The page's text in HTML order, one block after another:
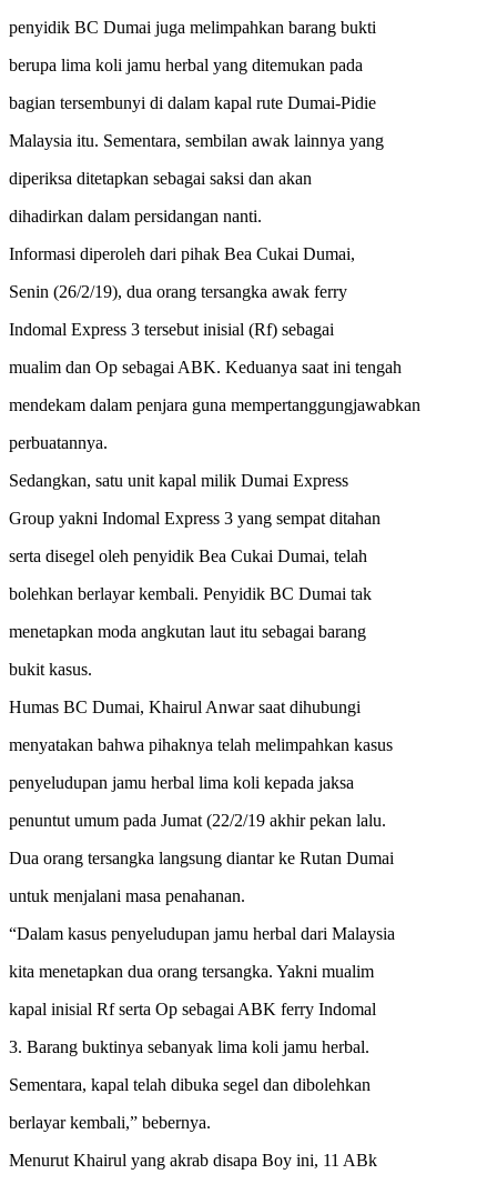
penyidik BC Dumai juga melimpahkan barang bukti
berupa lima koli jamu herbal yang ditemukan pada
bagian tersembunyi di dalam kapal rute Dumai-Pidie
Malaysia itu. Sementara, sembilan awak lainnya yang
diperiksa ditetapkan sebagai saksi dan akan
dihadirkan dalam persidangan nanti.
Informasi diperoleh dari pihak Bea Cukai Dumai,
Senin (26/2/19), dua orang tersangka awak ferry
Indomal Express 3 tersebut inisial (Rf) sebagai
mualim dan Op sebagai ABK. Keduanya saat ini tengah
mendekam dalam penjara guna mempertanggungjawabkan
perbuatannya.
Sedangkan, satu unit kapal milik Dumai Express
Group yakni Indomal Express 3 yang sempat ditahan
serta disegel oleh penyidik Bea Cukai Dumai, telah
bolehkan berlayar kembali. Penyidik BC Dumai tak
menetapkan moda angkutan laut itu sebagai barang
bukit kasus.
Humas BC Dumai, Khairul Anwar saat dihubungi
menyatakan bahwa pihaknya telah melimpahkan kasus
penyeludupan jamu herbal lima koli kepada jaksa
penuntut umum pada Jumat (22/2/19 akhir pekan lalu.
Dua orang tersangka langsung diantar ke Rutan Dumai
untuk menjalani masa penahanan.
“Dalam kasus penyeludupan jamu herbal dari Malaysia
kita menetapkan dua orang tersangka. Yakni mualim
kapal inisial Rf serta Op sebagai ABK ferry Indomal
3. Barang buktinya sebanyak lima koli jamu herbal.
Sementara, kapal telah dibuka segel dan dibolehkan
berlayar kembali,” bebernya.
Menurut Khairul yang akrab disapa Boy ini, 11 ABk